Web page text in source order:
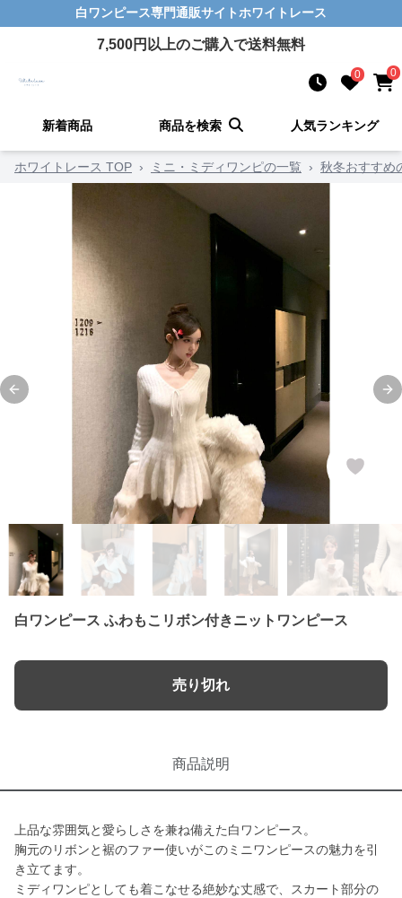
白ワンピース専門通販サイトホワイトレース
7,500円以上のご購入で送料無料
0 0
新着商品 商品を検索 人気ランキング
ホワイトレース TOP › ミニ・ミディワンピの一覧 › 秋冬おすすめ
Previous slide
白ワンピース ふわもこリボン付きニットワンピース
売り切れ
商品説明
上品な雰囲気と愛らしさを兼ね備えた白ワンピース。
胸元のリボンと裾のファー使いがこのミニワンピースの魅力を引
き立てます。
ミディワンピとしても着こなせる絶妙な丈感で、スカート部分の